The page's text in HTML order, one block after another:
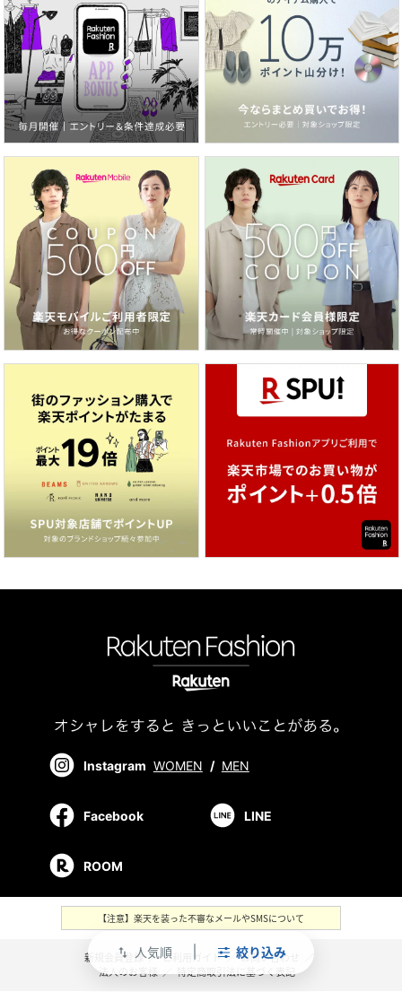
swap_vert 人気順 絞り込み
Instagram WOMEN / MEN
Facebook LINE
ROOM
【注意】楽天を装った不審なメールやSMSについて
新規会員登録 ／ ご利用ガイド ／ お問い合わせ
法人のお客様 ／ 特定商取引法に基づく表記